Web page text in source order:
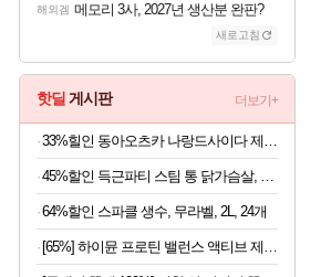
해외겜 메모리 3사, 2027년 생산분 완판?
새로고침
핫딜 게시판 더보기+
64%할인 스파클 생수, 무라벨, 2L, 24개